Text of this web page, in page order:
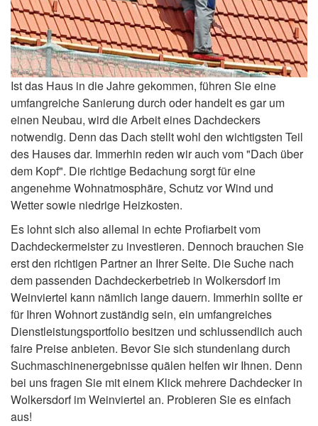
Ist das Haus in die Jahre gekommen, führen Sie eine
umfangreiche Sanierung durch oder handelt es gar um
einen Neubau, wird die Arbeit eines Dachdeckers
notwendig. Denn das Dach stellt wohl den wichtigsten Teil
des Hauses dar. Immerhin reden wir auch vom "Dach über
dem Kopf". Die richtige Bedachung sorgt für eine
angenehme Wohnatmosphäre, Schutz vor Wind und
Wetter sowie niedrige Heizkosten.
Es lohnt sich also allemal in echte Profiarbeit vom
Dachdeckermeister zu investieren. Dennoch brauchen Sie
erst den richtigen Partner an Ihrer Seite. Die Suche nach
dem passenden Dachdeckerbetrieb in Wolkersdorf im
Weinviertel kann nämlich lange dauern. Immerhin sollte er
für Ihren Wohnort zuständig sein, ein umfangreiches
Dienstleistungsportfolio besitzen und schlussendlich auch
faire Preise anbieten. Bevor Sie sich stundenlang durch
Suchmaschinenergebnisse quälen helfen wir Ihnen. Denn
bei uns fragen Sie mit einem Klick mehrere Dachdecker in
Wolkersdorf im Weinviertel an. Probieren Sie es einfach
aus!